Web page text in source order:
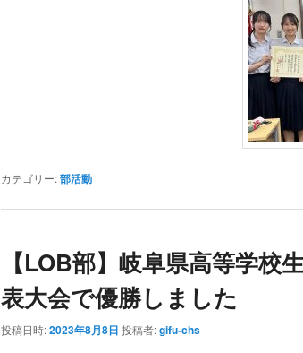
カテゴリー:部活動
【LOB部】岐阜県高等学校
表大会で優勝しました
投稿日時:2023年8月8日 投稿者:gifu-chs